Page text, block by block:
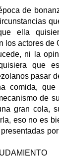
de
ella
los actores de
ni la
que
pasar
comida,
de
gran cola,
eso no es